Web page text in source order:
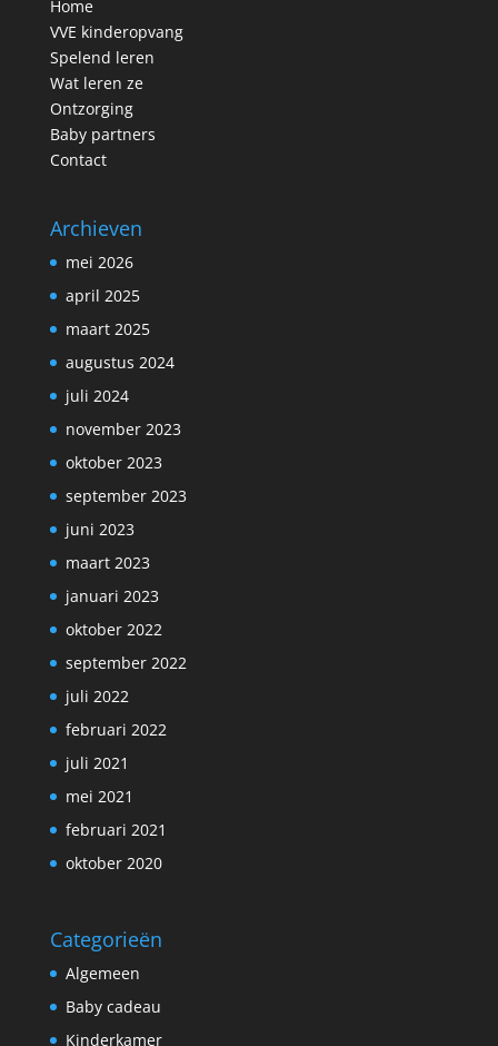
Home
VVE kinderopvang
Spelend leren
Wat leren ze
Ontzorging
Baby partners
Contact
Archieven
mei 2026
april 2025
maart 2025
augustus 2024
juli 2024
november 2023
oktober 2023
september 2023
juni 2023
maart 2023
januari 2023
oktober 2022
september 2022
juli 2022
februari 2022
juli 2021
mei 2021
februari 2021
oktober 2020
Categorieën
Algemeen
Baby cadeau
Kinderkamer